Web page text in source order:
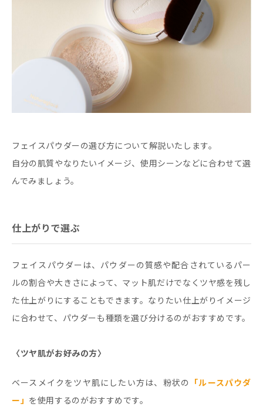
フェイスパウダーの選び方について解説いたします。
自分の肌質やなりたいイメージ、使用シーンなどに合わせて選
んでみましょう。
仕上がりで選ぶ
フェイスパウダーは、パウダーの質感や配合されているパー
ルの割合や大きさによって、マット肌だけでなくツヤ感を残し
た仕上がりにすることもできます。なりたい仕上がりイメージ
に合わせて、パウダーも種類を選び分けるのがおすすめです。
〈ツヤ肌がお好みの方〉
ベースメイクをツヤ肌にしたい方は、粉状の 「ルースパウダ
ー」 を使用するのがおすすめです。